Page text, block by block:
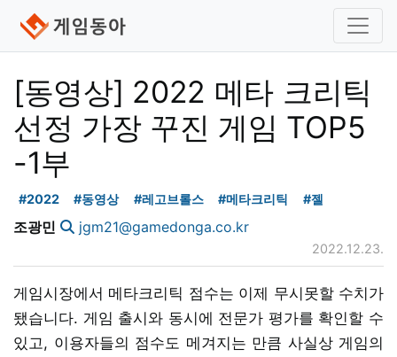
[동영상] 2022 메타 크리틱
선정 가장 꾸진 게임 TOP5
-1부
#2022 #동영상 #레고브롤스 #메타크리틱 #젤
조광민 jgm21@gamedonga.co.kr
2022.12.23.
게임시장에서 메타크리틱 점수는 이제 무시못할 수치가
됐습니다. 게임 출시와 동시에 전문가 평가를 확인할 수
있고, 이용자들의 점수도 메겨지는 만큼 사실상 게임의